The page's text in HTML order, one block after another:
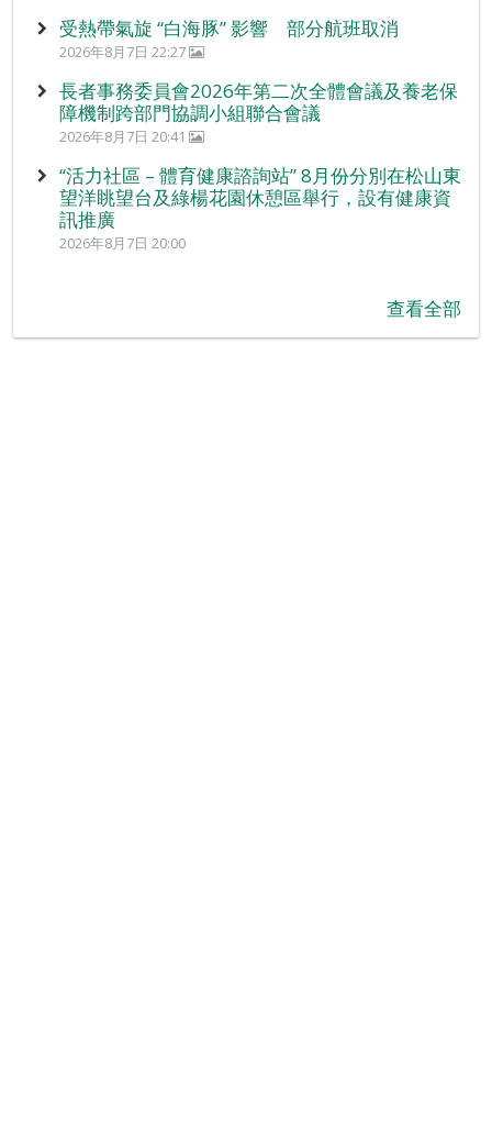
受熱帶氣旋 “白海豚” 影響 部分航班取消
2026年8月7日 22:27
長者事務委員會2026年第二次全體會議及養老保
障機制跨部門協調小組聯合會議
2026年8月7日 20:41
“活力社區 – 體育健康諮詢站” 8月份分別在松山東
望洋眺望台及綠楊花園休憩區舉行，設有健康資
訊推廣
2026年8月7日 20:00
查看全部